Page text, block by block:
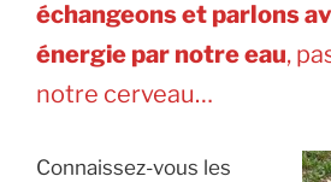
échangeons et parlons
énergie par notre eau,
notre cerveau…
Connaissez-vous les